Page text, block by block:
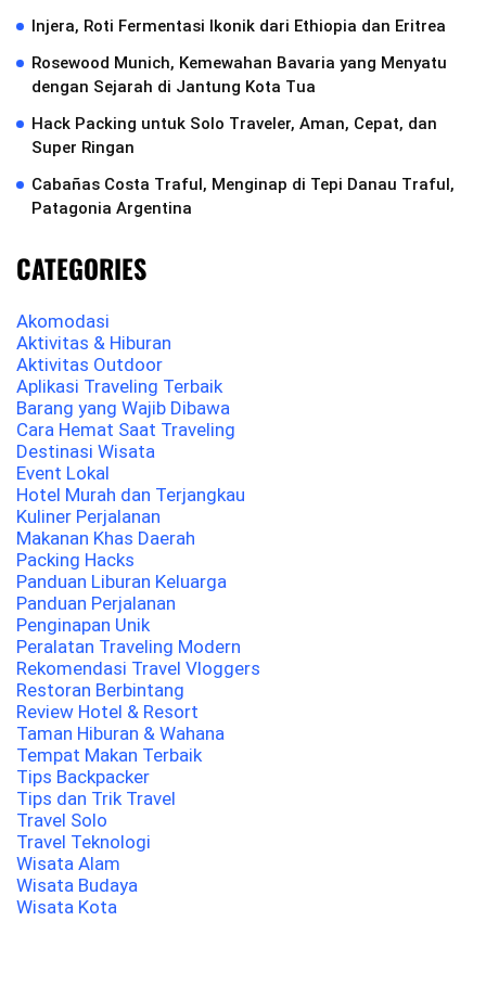
Injera, Roti Fermentasi Ikonik dari Ethiopia dan Eritrea
Rosewood Munich, Kemewahan Bavaria yang Menyatu
dengan Sejarah di Jantung Kota Tua
Hack Packing untuk Solo Traveler, Aman, Cepat, dan
Super Ringan
Cabañas Costa Traful, Menginap di Tepi Danau Traful,
Patagonia Argentina
CATEGORIES
Akomodasi
Aktivitas & Hiburan
Aktivitas Outdoor
Aplikasi Traveling Terbaik
Barang yang Wajib Dibawa
Cara Hemat Saat Traveling
Destinasi Wisata
Event Lokal
Hotel Murah dan Terjangkau
Kuliner Perjalanan
Makanan Khas Daerah
Packing Hacks
Panduan Liburan Keluarga
Panduan Perjalanan
Penginapan Unik
Peralatan Traveling Modern
Rekomendasi Travel Vloggers
Restoran Berbintang
Review Hotel & Resort
Taman Hiburan & Wahana
Tempat Makan Terbaik
Tips Backpacker
Tips dan Trik Travel
Travel Solo
Travel Teknologi
Wisata Alam
Wisata Budaya
Wisata Kota